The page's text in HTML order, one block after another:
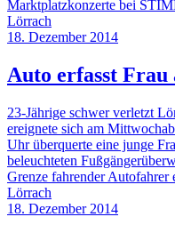
Marktplatzkonzerte bei
Lörrach
18. Dezember 2014
Auto erfasst Frau
23-Jährige schwer verletzt
ereignete sich am
Uhr überquerte eine junge
beleuchteten
Grenze fahrender
Lörrach
18. Dezember 2014